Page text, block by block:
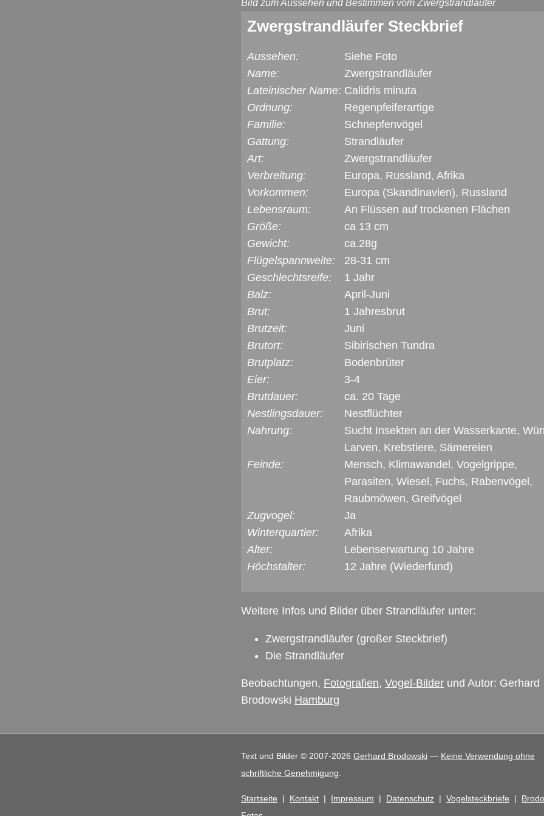
Bild zum Aussehen und Bestimmen vom Zwergstrandläufer
Zwergstrandläufer Steckbrief
Aussehen:
Siehe Foto
Name:
Zwergstrandläufer
Lateinischer Name: Calidris minuta
Ordnung:
Regenpfeiferartige
Familie:
Schnepfenvögel
Gattung:
Strandläufer
Art:
Zwergstrandläufer
Verbreitung:
Europa, Russland, Afrika
Vorkommen:
Europa (Skandinavien), Russland
Lebensraum:
An Flüssen auf trockenen Flächen
Größe:
ca 13 cm
Gewicht:
ca.28g
Flügelspannweite:
28-31 cm
Geschlechtsreife:
1 Jahr
Balz:
April-Juni
Brut:
1 Jahresbrut
Brutzeit:
Juni
Brutort:
Sibirischen Tundra
Brutplatz:
Bodenbrüter
Eier:
3-4
Brutdauer:
ca. 20 Tage
Nestlingsdauer:
Nestflüchter
Nahrung:
Sucht Insekten an der Wasserkante,
Larven, Krebstiere, Sämereien
Feinde:
Mensch, Klimawandel, Vogelgrippe,
Parasiten, Wiesel, Fuchs, Rabenvögel,
Raubmöwen, Greifvögel
Zugvogel:
Ja
Winterquartier:
Afrika
Alter:
Lebenserwartung 10 Jahre
Höchstalter:
12 Jahre (Wiederfund)
Weitere Infos und Bilder über Strandläufer unter:
Zwergstrandläufer (großer Steckbrief)
Die Strandläufer
Beobachtungen, Fotografien, Vogel-Bilder und Autor: Gerhard
Brodowski Hamburg
Text und Bilder © 2007-2026 Gerhard Brodowski — Keine Verwendung ohne
schriftliche Genehmigung
Startseite | Kontakt | Impressum | Datenschutz | Vogelsteckbriefe |